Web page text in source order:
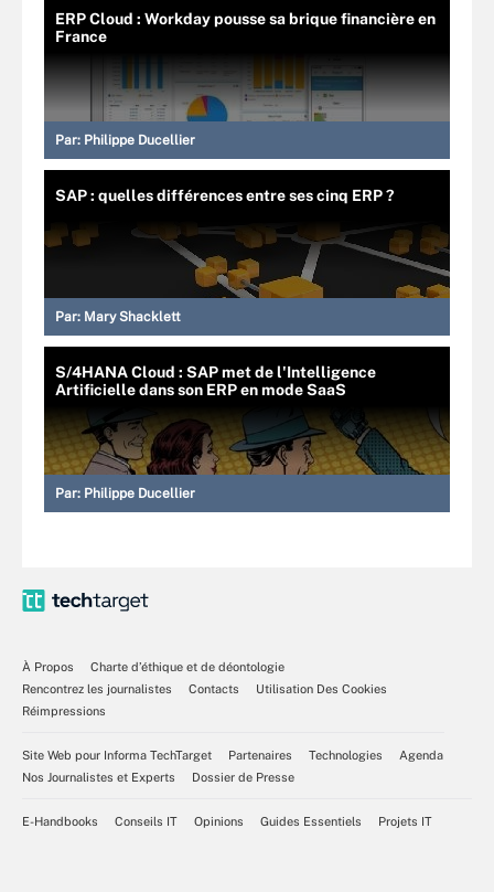
ERP Cloud : Workday pousse sa brique financière en
France
Par: Philippe Ducellier
SAP : quelles différences entre ses cinq ERP ?
Par: Mary Shacklett
S/4HANA Cloud : SAP met de l'Intelligence
Artificielle dans son ERP en mode SaaS
Par: Philippe Ducellier
À Propos
Charte d’éthique et de déontologie
Rencontrez les journalistes
Contacts
Utilisation Des Cookies
Réimpressions
Site Web pour Informa TechTarget Partenaires Technologies
Agenda
Nos Journalistes et Experts
Dossier de Presse
E-Handbooks Conseils IT Opinions Guides Essentiels Projets IT